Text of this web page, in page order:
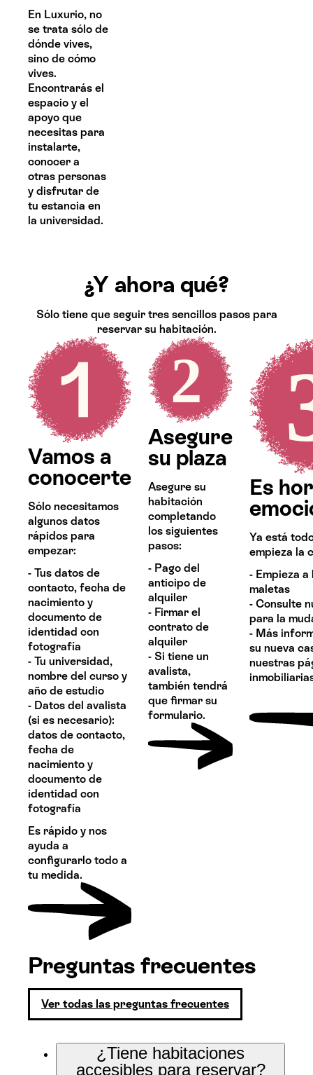
En Luxurio, no
se trata sólo de
dónde vives,
sino de cómo
vives.
Encontrarás el
espacio y el
apoyo que
necesitas para
instalarte,
conocer a
otras personas
y disfrutar de
tu estancia en
la universidad.
¿Y ahora qué?
Sólo tiene que seguir tres sencillos pasos para
reservar su habitación.
Vamos a
conocerte
Sólo necesitamos
algunos datos
rápidos para
empezar:
- Tus datos de
contacto, fecha de
nacimiento y
documento de
identidad con
fotografía
- Tu universidad,
nombre del curso y
año de estudio
- Datos del avalista
(si es necesario):
datos de contacto,
fecha de
nacimiento y
documento de
identidad con
fotografía
Es rápido y nos
ayuda a
configurarlo todo a
tu medida.
Asegure
su plaza
Asegure su
habitación
completando
los siguientes
pasos:
- Pago del
anticipo de
alquiler
- Firmar el
contrato de
alquiler
- Si tiene un
avalista,
también tendrá
que firmar su
formulario.
Es
Ya está
empieza la
- Empieza
maletas
- Consulte
para la
- Más
su nueva
nuestras
Preguntas frecuentes
Ver todas las preguntas frecuentes
¿Tiene habitaciones
accesibles para reservar?